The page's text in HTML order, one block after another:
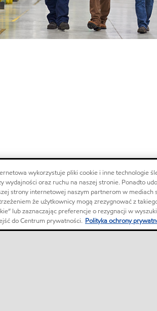
wykorzystuje pliki cookie i inne technologie
wydajności oraz ruchu na naszej stronie. Ponadto
strony internetowej naszym partnerom w mediach
że użytkownicy mogą zrezygnować z
lub zaznaczając preferencje o rezygnacji w
do Centrum prywatności. Polityka ochrony